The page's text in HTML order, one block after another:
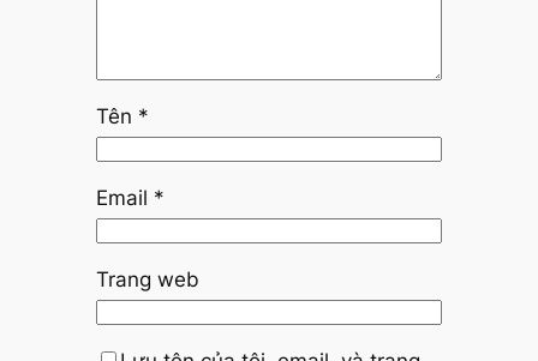
Tên *
Email *
Trang web